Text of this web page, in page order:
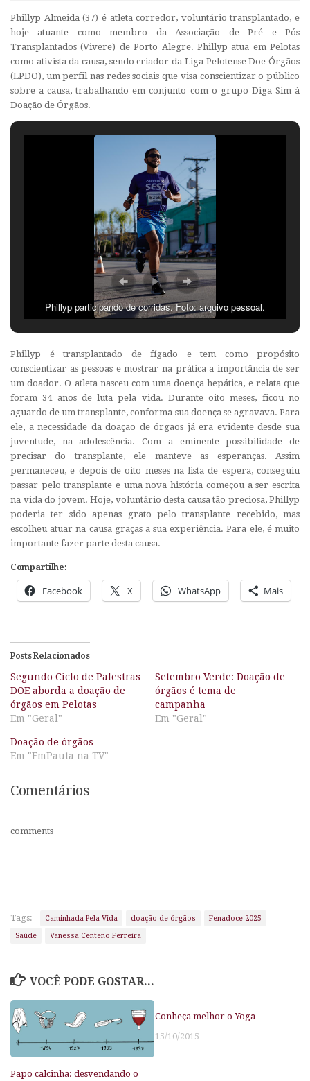
Phillyp Almeida (37) é atleta corredor, voluntário transplantado, e
hoje atuante como membro da Associação de Pré e Pós
Transplantados (Vivere) de Porto Alegre. Phillyp atua em Pelotas
como ativista da causa, sendo criador da Liga Pelotense Doe Órgãos
(LPDO), um perfil nas redes sociais que visa conscientizar o público
sobre a causa, trabalhando em conjunto com o grupo Diga Sim à
Doação de Órgãos.
Phillyp participando de corridas. Foto: arquivo pessoal.
Phillyp é transplantado de fígado e tem como propósito
conscientizar as pessoas e mostrar na prática a importância de ser
um doador. O atleta nasceu com uma doença hepática, e relata que
foram 34 anos de luta pela vida. Durante oito meses, ficou no
aguardo de um transplante, conforma sua doença se agravava. Para
ele, a necessidade da doação de órgãos já era evidente desde sua
juventude, na adolescência. Com a eminente possibilidade de
precisar do transplante, ele manteve as esperanças. Assim
permaneceu, e depois de oito meses na lista de espera, conseguiu
passar pelo transplante e uma nova história começou a ser escrita
na vida do jovem. Hoje, voluntário desta causa tão preciosa, Phillyp
poderia ter sido apenas grato pelo transplante recebido, mas
escolheu atuar na causa graças a sua experiência. Para ele, é muito
importante fazer parte desta causa.
Compartilhe:
Facebook X WhatsApp Mais
Posts Relacionados
Segundo Ciclo de Palestras
DOE aborda a doação de
órgãos em Pelotas
Em "Geral"
Setembro Verde: Doação de
órgãos é tema de
campanha
Em "Geral"
Doação de órgãos
Em "EmPauta na TV"
Comentários
comments
Tags: Caminhada Pela Vida doação de órgãos
Fenadoce 2025
Saúde
Vanessa Centeno Ferreira
VOCÊ PODE GOSTAR...
Papo calcinha: desvendando o
Conheça melhor o Yoga
15/10/2015